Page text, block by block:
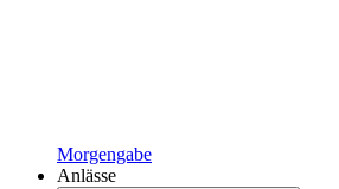
Morgengabe
Anlässe